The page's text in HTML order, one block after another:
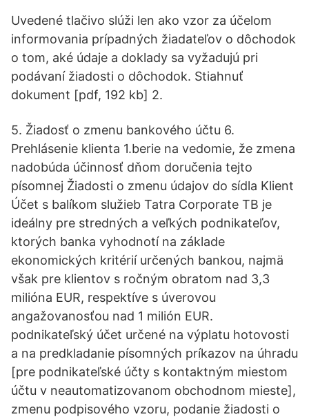
Uvedené tlačivo slúži len ako vzor za účelom
informovania prípadných žiadateľov o dôchodok
o tom, aké údaje a doklady sa vyžadujú pri
podávaní žiadosti o dôchodok. Stiahnuť
dokument [pdf, 192 kb] 2.
5. Žiadosť o zmenu bankového účtu 6.
Prehlásenie klienta 1.berie na vedomie, že zmena
nadobúda účinnosť dňom doručenia tejto
písomnej Žiadosti o zmenu údajov do sídla Klient
Účet s balíkom služieb Tatra Corporate TB je
ideálny pre stredných a veľkých podnikateľov,
ktorých banka vyhodnotí na základe
ekonomických kritérií určených bankou, najmä
však pre klientov s ročným obratom nad 3,3
milióna EUR, respektíve s úverovou
angažovanosťou nad 1 milión EUR.
podnikateľský účet určené na výplatu hotovosti
a na predkladanie písomných príkazov na úhradu
[pre podnikateľské účty s kontaktným miestom
účtu v neautomatizovanom obchodnom mieste],
zmenu podpisového vzoru, podanie žiadosti o